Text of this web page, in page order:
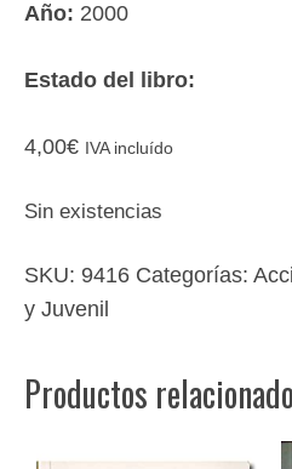
Año: 2000
Estado del libro:
4,00€ IVA incluído
Sin existencias
SKU: 9416 Categorías:
y Juvenil
Productos